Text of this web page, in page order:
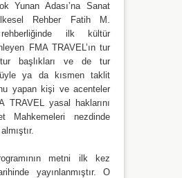
Yunan Adası’na Sanat
Rehber Fatih M.
rehberliğinde ilk kültür
FMA TRAVEL’ın tur
tur başlıkları ve de tur
ya da kısmen taklit
yapan kişi ve acenteler
TRAVEL yasal haklarını
Mahkemeleri nezdinde
metni ilk kez
yayınlanmıştır. O